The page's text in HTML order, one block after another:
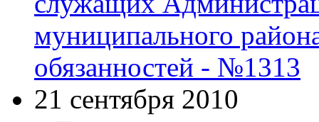
муниципального
обязанностей - №1313
21 сентября 2010